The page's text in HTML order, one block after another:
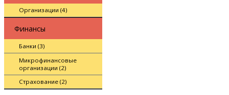
Организации (4)
Финансы
Банки (3)
Микрофинансовые
организации (2)
Страхование (2)